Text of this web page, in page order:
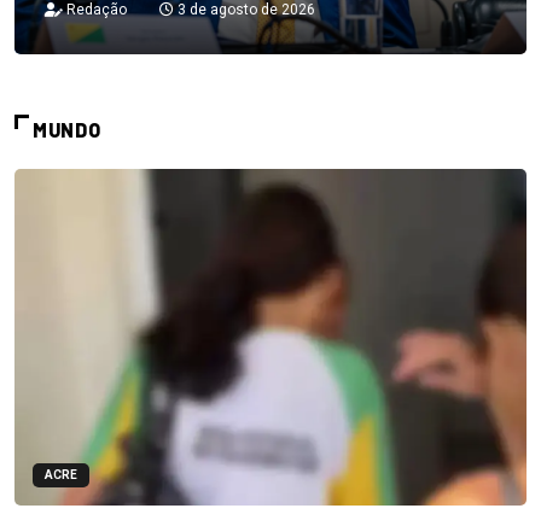
Redação 3 de agosto de 2026
MUNDO
ACRE